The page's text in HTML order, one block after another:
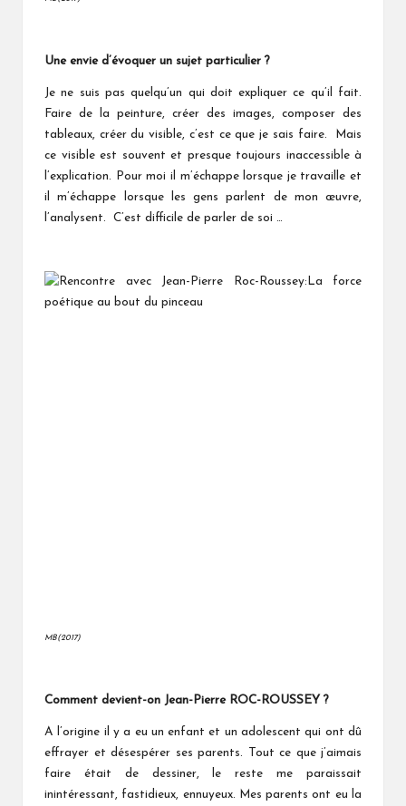
Une envie d’évoquer un sujet particulier ?
Je ne suis pas quelqu’un qui doit expliquer ce qu’il fait.
Faire de la peinture, créer des images, composer des
tableaux, créer du visible, c’est ce que je sais faire. Mais
ce visible est souvent et presque toujours inaccessible à
l’explication. Pour moi il m’échappe lorsque je travaille et
il m’échappe lorsque les gens parlent de mon œuvre,
l’analysent. C’est difficile de parler de soi …
MB(2017)
Comment devient-on Jean-Pierre ROC-ROUSSEY ?
A l’origine il y a eu un enfant et un adolescent qui ont dû
effrayer et désespérer ses parents. Tout ce que j’aimais
faire était de dessiner, le reste me paraissait
inintéressant, fastidieux, ennuyeux. Mes parents ont eu la